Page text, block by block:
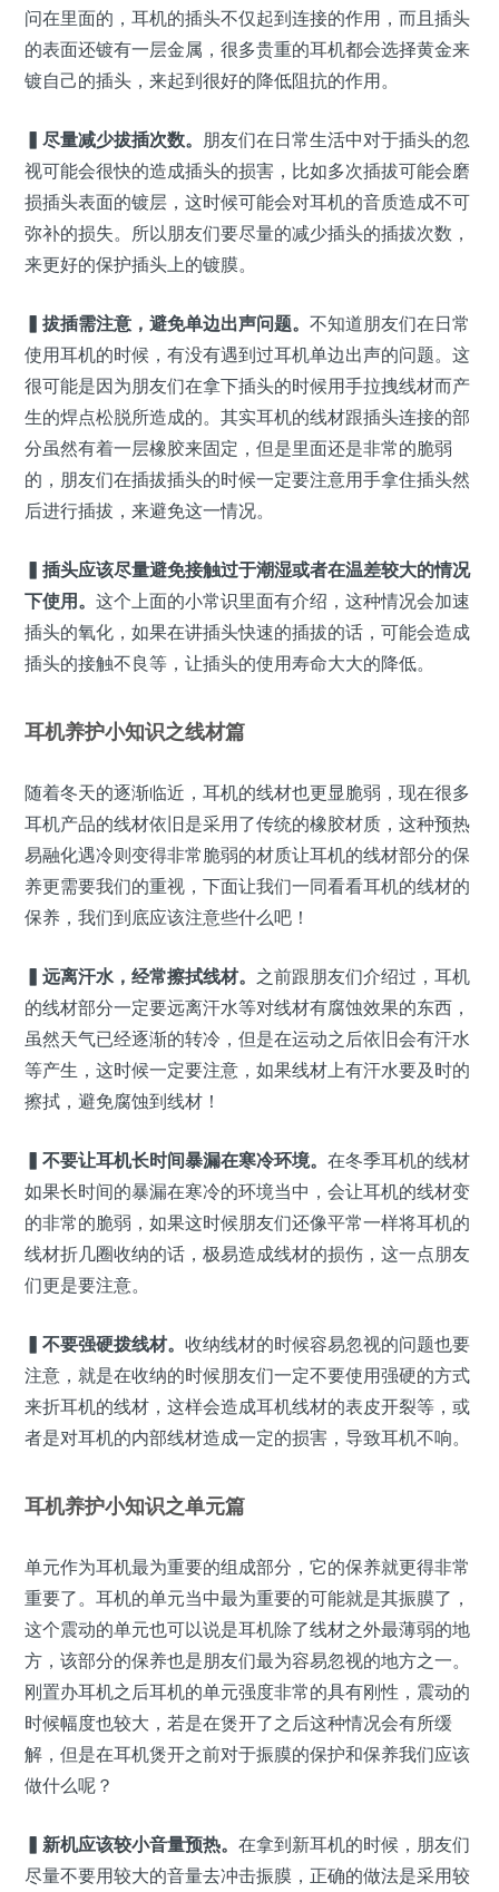
问在里面的，耳机的插头不仅起到连接的作用，而且插头
的表面还镀有一层金属，很多贵重的耳机都会选择黄金来
镀自己的插头，来起到很好的降低阻抗的作用。
▍ 尽量减少拔插次数。 朋友们在日常生活中对于插头的忽
视可能会很快的造成插头的损害，比如多次插拔可能会磨
损插头表面的镀层，这时候可能会对耳机的音质造成不可
弥补的损失。所以朋友们要尽量的减少插头的插拔次数，
来更好的保护插头上的镀膜。
▍ 拔插需注意，避免单边出声问题。 不知道朋友们在日常
使用耳机的时候，有没有遇到过耳机单边出声的问题。这
很可能是因为朋友们在拿下插头的时候用手拉拽线材而产
生的焊点松脱所造成的。其实耳机的线材跟插头连接的部
分虽然有着一层橡胶来固定，但是里面还是非常的脆弱
的，朋友们在插拔插头的时候一定要注意用手拿住插头然
后进行插拔，来避免这一情况。
▍ 插头应该尽量避免接触过于潮湿或者在温差较大的情况
下使用。 这个上面的小常识里面有介绍，这种情况会加速
插头的氧化，如果在讲插头快速的插拔的话，可能会造成
插头的接触不良等，让插头的使用寿命大大的降低。
耳机养护小知识之线材篇
随着冬天的逐渐临近，耳机的线材也更显脆弱，现在很多
耳机产品的线材依旧是采用了传统的橡胶材质，这种预热
易融化遇冷则变得非常脆弱的材质让耳机的线材部分的保
养更需要我们的重视，下面让我们一同看看耳机的线材的
保养，我们到底应该注意些什么吧！
▍ 远离汗水，经常擦拭线材。 之前跟朋友们介绍过，耳机
的线材部分一定要远离汗水等对线材有腐蚀效果的东西，
虽然天气已经逐渐的转冷，但是在运动之后依旧会有汗水
等产生，这时候一定要注意，如果线材上有汗水要及时的
擦拭，避免腐蚀到线材！
▍ 不要让耳机长时间暴漏在寒冷环境。 在冬季耳机的线材
如果长时间的暴漏在寒冷的环境当中，会让耳机的线材变
的非常的脆弱，如果这时候朋友们还像平常一样将耳机的
线材折几圈收纳的话，极易造成线材的损伤，这一点朋友
们更是要注意。
▍ 不要强硬拨线材。 收纳线材的时候容易忽视的问题也要
注意，就是在收纳的时候朋友们一定不要使用强硬的方式
来折耳机的线材，这样会造成耳机线材的表皮开裂等，或
者是对耳机的内部线材造成一定的损害，导致耳机不响。
耳机养护小知识之单元篇
单元作为耳机最为重要的组成部分，它的保养就更得非常
重要了。耳机的单元当中最为重要的可能就是其振膜了，
这个震动的单元也可以说是耳机除了线材之外最薄弱的地
方，该部分的保养也是朋友们最为容易忽视的地方之一。
刚置办耳机之后耳机的单元强度非常的具有刚性，震动的
时候幅度也较大，若是在煲开了之后这种情况会有所缓
解，但是在耳机煲开之前对于振膜的保护和保养我们应该
做什么呢？
▍ 新机应该较小音量预热。 在拿到新耳机的时候，朋友们
尽量不要用较大的音量去冲击振膜，正确的做法是采用较